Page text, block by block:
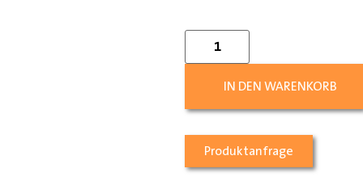
IN DEN WARENKORB
Produktanfrage